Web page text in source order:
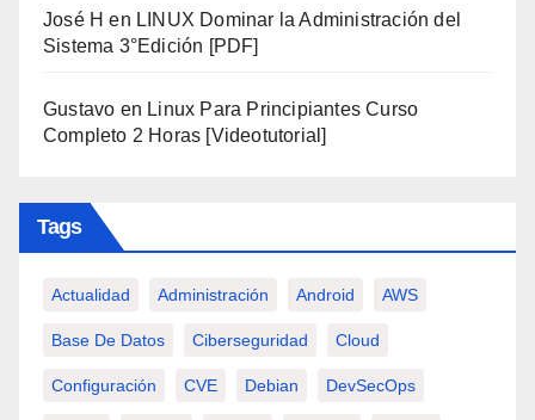
José H en LINUX Dominar la Administración del
Sistema 3°Edición [PDF]
Gustavo en Linux Para Principiantes Curso
Completo 2 Horas [Videotutorial]
Tags
Actualidad Administración Android AWS
Base De Datos Ciberseguridad Cloud
Configuración CVE Debian DevSecOps